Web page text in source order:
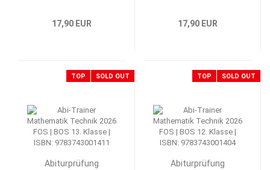
17,90 EUR 17,90 EUR
TOP SOLD OUT
Abiturprüfung
TOP SOLD OUT
Abiturprüfung